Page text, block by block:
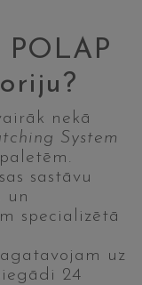
nekā
System
sastāvu
un
specializētā
uz
24